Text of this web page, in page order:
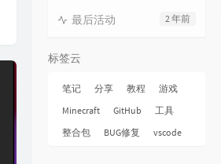
2 年前
最后活动
标签云
笔记 分享 教程
游戏
Minecraft
GitHub
工具
整合包
BUG修复 vscode